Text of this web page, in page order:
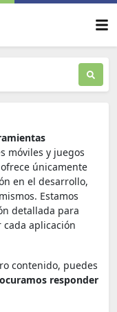
móviles y juegos
ofrece únicamente
en el desarrollo,
Estamos
detallada para
aplicación
contenido, puedes
responder